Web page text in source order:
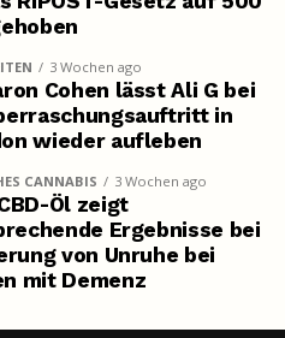
3 Wochen ago
Cohen lässt Ali G bei
in
wieder aufleben
CANNABIS 3 Wochen ago
Öl zeigt
Ergebnisse bei
von Unruhe bei
mit Demenz